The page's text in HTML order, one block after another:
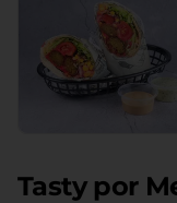
Tasty por